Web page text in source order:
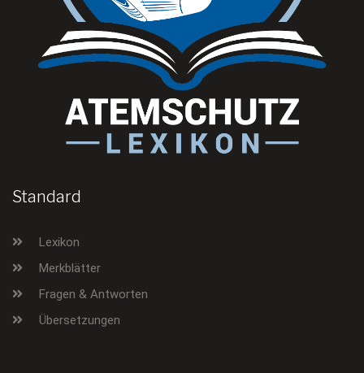
Standard
Lexikon
Merkblätter
Fragen & Antworten
Übersetzungen